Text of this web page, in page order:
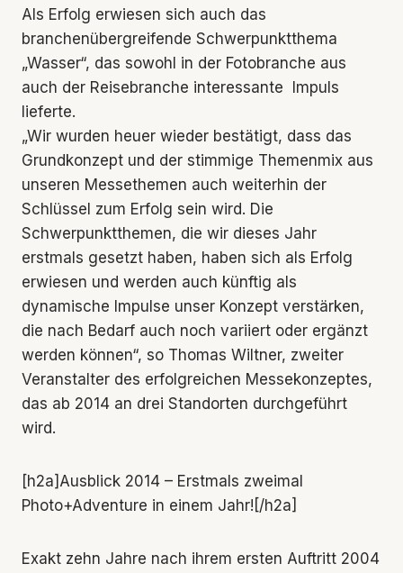
Als Erfolg erwiesen sich auch das
branchenübergreifende Schwerpunktthema
„Wasser“, das sowohl in der Fotobranche aus
auch der Reisebranche interessante Impuls
lieferte.
„Wir wurden heuer wieder bestätigt, dass das
Grundkonzept und der stimmige Themenmix aus
unseren Messethemen auch weiterhin der
Schlüssel zum Erfolg sein wird. Die
Schwerpunktthemen, die wir dieses Jahr
erstmals gesetzt haben, haben sich als Erfolg
erwiesen und werden auch künftig als
dynamische Impulse unser Konzept verstärken,
die nach Bedarf auch noch variiert oder ergänzt
werden können“, so Thomas Wiltner, zweiter
Veranstalter des erfolgreichen Messekonzeptes,
das ab 2014 an drei Standorten durchgeführt
wird.
[h2a]Ausblick 2014 – Erstmals zweimal
Photo+Adventure in einem Jahr![/h2a]
Exakt zehn Jahre nach ihrem ersten Auftritt 2004